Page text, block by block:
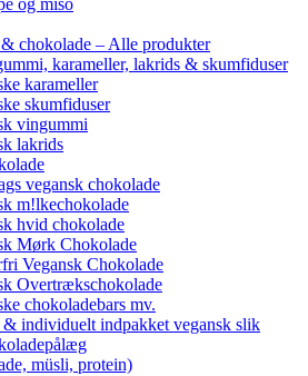
chokolade – Alle produkter
karameller, lakrids & skumfiduser
karameller
skumfiduser
vingummi
lakrids
vegansk chokolade
m!lkechokolade
hvid chokolade
Mørk Chokolade
Vegansk Chokolade
Overtrækschokolade
chokoladebars mv.
individuelt indpakket vegansk slik
müsli, protein)